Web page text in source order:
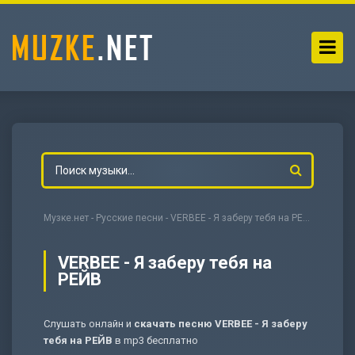
Музке.нет - Русские песни - VERBEE - Я заберу тебя на РЕЙВ
VERBEE - Я заберу тебя на
РЕЙВ
Слушать онлайн и скачать песню VERBEE - Я заберу
тебя на РЕЙВ в mp3 бесплатно